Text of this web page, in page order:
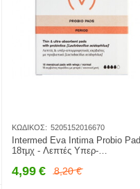
ΚΩΔΙΚΌΣ: 5205152016670
Intermed Eva Intima Probio
18τμχ - Λεπτές Υπερ-
Προβιοτικά8,20 €
4,99 €